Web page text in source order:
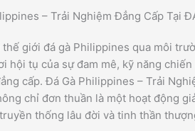
– Trải Nghiệm Đẳng Cấp Tại
thế giới đá gà Philippines qua môi
hội tụ của sự đam mê, kỹ năng
cấp. Đá Gà Philippines – Trải
chỉ đơn thuần là một hoạt động
thống lâu đời và tinh thần